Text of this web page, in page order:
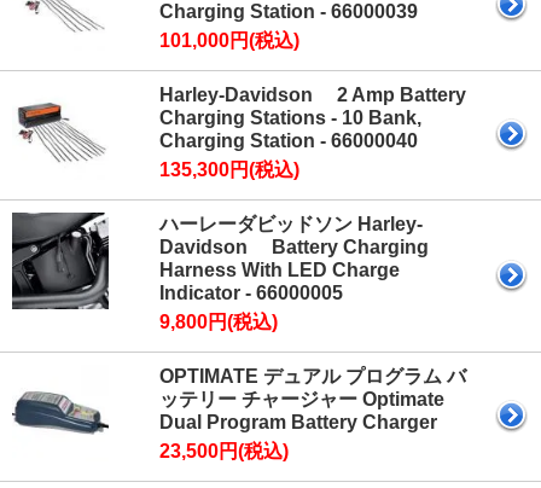
Charging Station - 66000039
101,000円(税込)
Harley-Davidson 2 Amp Battery
Charging Stations - 10 Bank,
Charging Station - 66000040
135,300円(税込)
ハーレーダビッドソン Harley-
Davidson Battery Charging
Harness With LED Charge
Indicator - 66000005
9,800円(税込)
OPTIMATE デュアル プログラム バ
ッテリー チャージャー Optimate
Dual Program Battery Charger
23,500円(税込)